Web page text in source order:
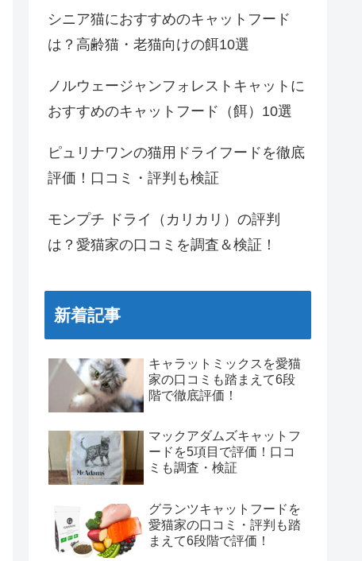
シニア猫におすすめのキャットフード
は？高齢猫・老猫向けの餌10選
ノルウェージャンフォレストキャットに
おすすめのキャットフード（餌）10選
ピュリナワンの猫用ドライフードを徹底
評価！口コミ・評判も検証
モンプチ ドライ（カリカリ）の評判
は？愛猫家の口コミを調査＆検証！
新着記事
キャラットミックスを愛猫
家の口コミも踏まえて6段
階で徹底評価！
マックアダムズキャットフ
ードを5項目で評価！口コ
ミも調査・検証
グランツキャットフードを
愛猫家の口コミ・評判も踏
まえて6段階で評価！